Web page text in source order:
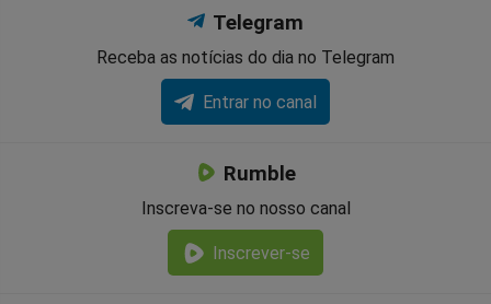
Telegram
Receba as notícias do dia no Telegram
Entrar no canal
Rumble
Inscreva-se no nosso canal
Inscrever-se